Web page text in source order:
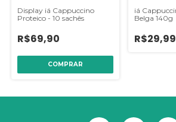
Display iá Cappuccino
Proteico - 10 sachês
R$69,90
iá
Belga 140g
R$29,99